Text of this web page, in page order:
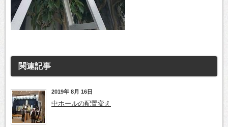
関連記事
2019年 8月 16日
中ホールの配置変え